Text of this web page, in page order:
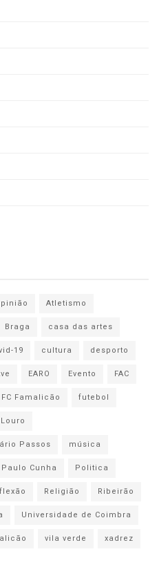
Atletismo
Braga
casa das artes
19 cultura
desporto
EARO Evento
FAC
FC Famalicão
futebol
Louro
Passos
música
Paulo Cunha
Politica
Religião
Ribeirão
Universidade de Coimbra
vila verde xadrez